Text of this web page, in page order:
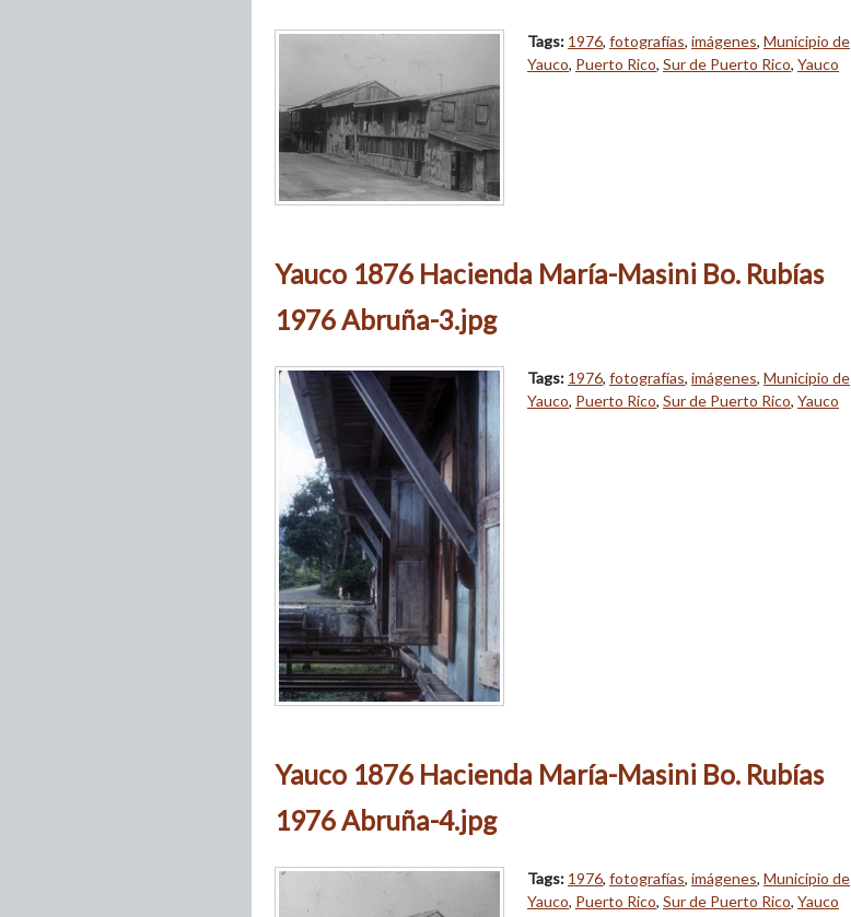
Tags: 1976, fotografías, imágenes, Municipio de
Yauco, Puerto Rico, Sur de Puerto Rico, Yauco
Yauco 1876 Hacienda María-Masini Bo. Rubías
1976 Abruña-3.jpg
Tags: 1976, fotografías, imágenes, Municipio de
Yauco, Puerto Rico, Sur de Puerto Rico, Yauco
Yauco 1876 Hacienda María-Masini Bo. Rubías
1976 Abruña-4.jpg
Tags: 1976, fotografías, imágenes, Municipio de
Yauco, Puerto Rico, Sur de Puerto Rico, Yauco